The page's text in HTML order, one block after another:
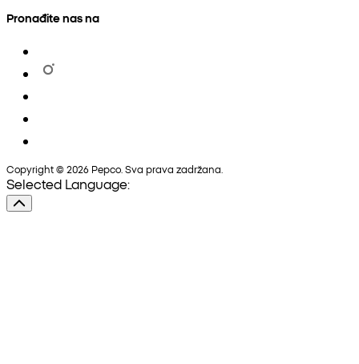
Pronađite nas na
Copyright © 2026 Pepco. Sva prava zadržana.
Selected Language: